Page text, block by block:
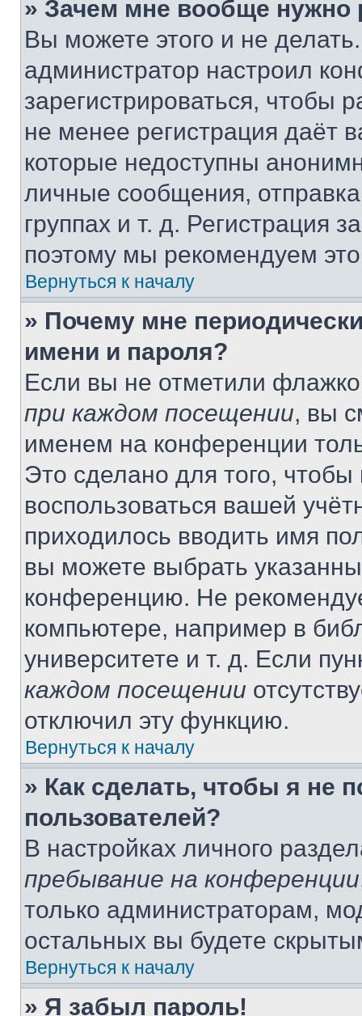
» Зачем мне вообще нужно
Вы можете этого и не
администратор настроил
зарегистрироваться, чтобы
не менее регистрация даёт
которые недоступны
личные сообщения,
группах и т. д. Регистрация
поэтому мы рекомендуем
Вернуться к началу
» Почему мне
имени и пароля?
Если вы не отметили
при каждом посещении, вы
именем на конференции
Это сделано для того, чтобы
воспользоваться вашей
приходилось вводить имя
вы можете выбрать
конференцию. Не
компьютере, например в
университете и т. д. Если
каждом посещении
отключил эту функцию.
Вернуться к началу
» Как сделать, чтобы я не
пользователей?
В настройках личного
пребывание на конференции
только администраторам,
остальных вы будете
Вернуться к началу
» Я забыл пароль!